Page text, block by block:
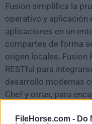
FileHorse.com - Do
Fusion simplifica la
operativo y aplicación
aplicaciones en un
compartes de forma
origen locales. Fusion
RESTful para
desarrollo modernas
Chef y otras, para
DevOps.